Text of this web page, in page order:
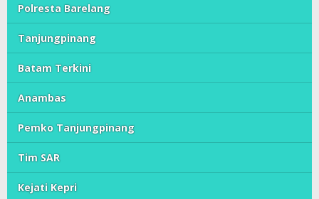
Polresta Barelang
Tanjungpinang
Batam Terkini
Anambas
Pemko Tanjungpinang
Tim SAR
Kejati Kepri